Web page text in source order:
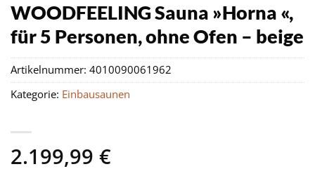
WOODFEELING Sauna »Horna «,
für 5 Personen, ohne Ofen – beige
2.199,99 €
Artikelnummer: 4010090061962
Kategorie: Einbausaunen